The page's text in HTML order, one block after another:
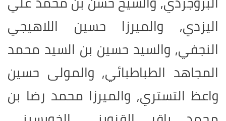
اليزدي, والميرزا حسين اللاهيجي
النجفي, والسيد حسين بن السيد محمد
المجاهد الطباطبائي, والمولى حسين
واعظ التستري, والميرزا محمد رضا بن